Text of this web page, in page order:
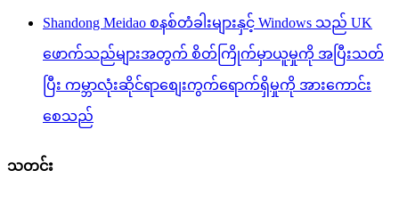
Shandong Meidao စနစ်တံခါးများနှင့် Windows သည် UK
ဖောက်သည်များအတွက် စိတ်ကြိုက်မှာယူမှုကို အပြီးသတ်
ပြီး ကမ္ဘာလုံးဆိုင်ရာစျေးကွက်ရောက်ရှိမှုကို အားကောင်း
စေသည်
သတင်း